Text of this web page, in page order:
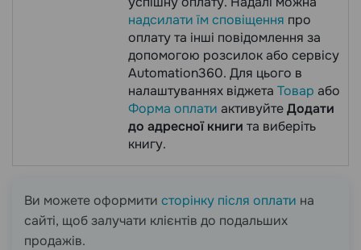
надсилати їм сповіщення про
оплату та інші повідомлення за
допомогою розсилок або сервісу
Automation360. Для цього в
налаштуваннях віджета Товар або
Форма оплати активуйтеДодати
до адресної книги та виберіть
книгу.
Ви можете оформити сторінку після оплати на
сайті, щоб залучати клієнтів до подальших
продажів.